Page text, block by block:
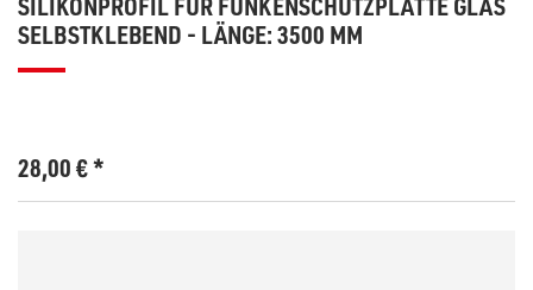
SELBSTKLEBEND - LÄNGE: 3500 MM
28,00€*